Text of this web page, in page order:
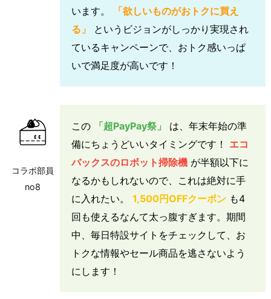
います。
「欲しいものがおトクに買え
る」
というビジョンがしっかり実現され
ているキャンペーンで、おトク感いっぱ
いで満足度が高いです！
コラボ部員
no8
この 「超PayPay祭」
は、年末年始の準
備にちょうどいいタイミングです！ エコ
バックスのロボット掃除機 が半額以下に
なるかもしれないので、これは絶対に手
に入れたい。 1,500円OFFクーポン も4
回も使えるなんて太っ腹すぎます。期間
中、毎日特設サイトをチェックして、お
トクな情報やセール商品を逃さないよう
にします！